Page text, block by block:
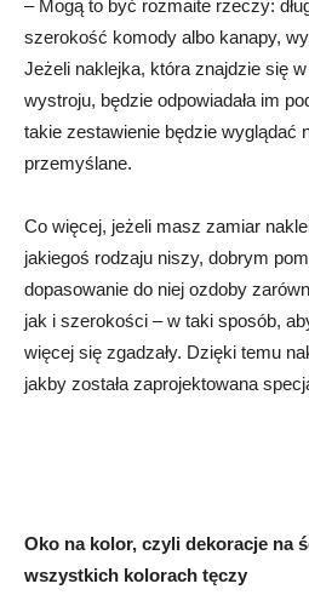
– Mogą to być rozmaite rzeczy:
szerokość komody albo kanapy,
Jeżeli naklejka, która znajdzie się
wystroju, będzie odpowiadała im
takie zestawienie będzie wyglądać
przemyślane.
Co więcej, jeżeli masz zamiar
jakiegoś rodzaju niszy, dobrym
dopasowanie do niej ozdoby
jak i szerokości – w taki sposób,
więcej się zgadzały. Dzięki temu
jakby została zaprojektowana
Oko na kolor, czyli dekoracje na
wszystkich kolorach tęczy